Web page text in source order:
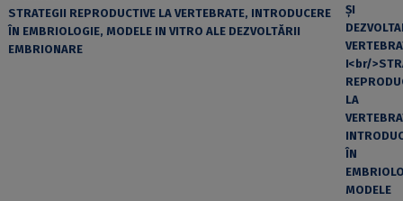
STRATEGII REPRODUCTIVE LA VERTEBRATE, INTRODUCERE
ÎN EMBRIOLOGIE, MODELE IN VITRO ALE DEZVOLTĂRII
EMBRIONARE